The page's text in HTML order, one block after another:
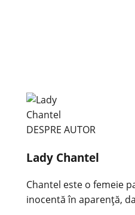
DESPRE AUTOR
Lady Chantel
Chantel este o femeie
inocentă în aparenţă,